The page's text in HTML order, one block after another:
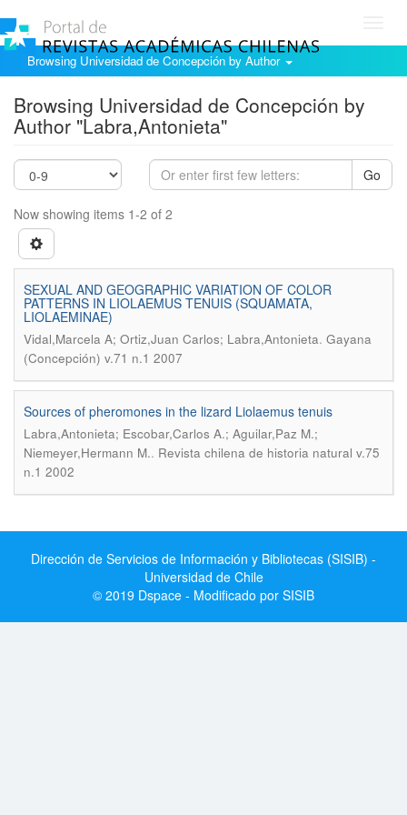
Browsing Universidad de Concepción by Author
Browsing Universidad de Concepción by
Author "Labra,Antonieta"
Go
Now showing items 1-2 of 2
SEXUAL AND GEOGRAPHIC VARIATION OF COLOR
PATTERNS IN LIOLAEMUS TENUIS (SQUAMATA,
LIOLAEMINAE)
Vidal,Marcela A; Ortiz,Juan Carlos; Labra,Antonieta. Gayana
(Concepción) v.71 n.1 2007
Sources of pheromones in the lizard Liolaemus tenuis
Labra,Antonieta; Escobar,Carlos A.; Aguilar,Paz M.;
Niemeyer,Hermann M.. Revista chilena de historia natural v.75
n.1 2002
Dirección de Servicios de Información y Bibliotecas (SISIB) -
Universidad de Chile
© 2019 Dspace - Modificado por SISIB